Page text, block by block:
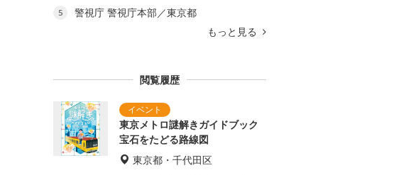
5
警視庁 警視庁本部／東京都
もっと見る
閲覧履歴
東京メトロ謎解きガイドブック
宝石をたどる路線図
東京都・千代田区